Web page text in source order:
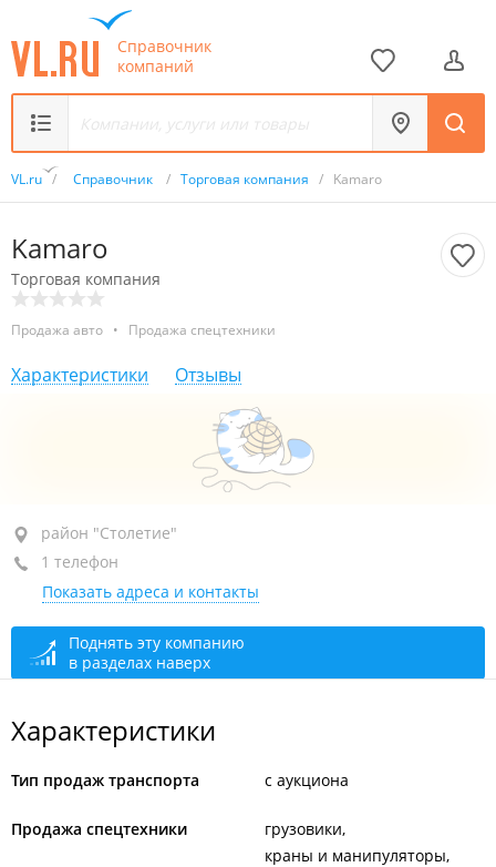
Справочник
компаний
VL.ru / Справочник / Торговая компания / Kamaro
Kamaro
Торговая компания
Продажа авто • Продажа спецтехники
Характеристики Отзывы
район "Столетие", ул. Днепровская, 21
+7 984 145-35-35
закрыто, откроется в 09:00
район "Столетие"
1 телефон
Показать адреса и контакты
Поднять эту компанию
в разделах наверх
Характеристики
Тип продаж транспорта с аукциона
Продажа спецтехники
грузовики
краны и манипуляторы